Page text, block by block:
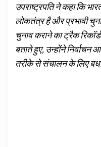
उपराष्ट्रपति ने कहा कि
लोकतंत्र है और प्रभावी
चुनाव कराने का ट्रैक
बताते हुए, उन्होंने निर्वाचन
तरीके से संचालन के लिए